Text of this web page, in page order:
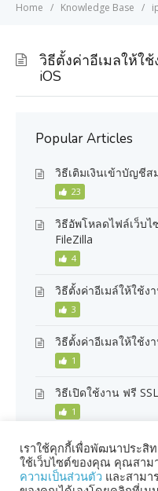
Home Knowledge Base
วิธีตั้งค่าอีเมลให้ใ
iOS
Popular Articles
วิธีเติมเงินเข้าบัญชีส
23
วิธีอัพโหลดไฟล์เว็บไ
FileZilla
4
วิธีตั้งค่าอีเมล์ให้ใช้ง
3
วิธีตั้งค่าอีเมลให้ใช้ง
1
วิธีเปิดใช้งาน ฟรี
1
เราใช้คุกกี้เพื่อพัฒนาประ
ใช้เว็บไซต์ของคุณ คุณสาม
ความเป็นส่วนตัว และสามา